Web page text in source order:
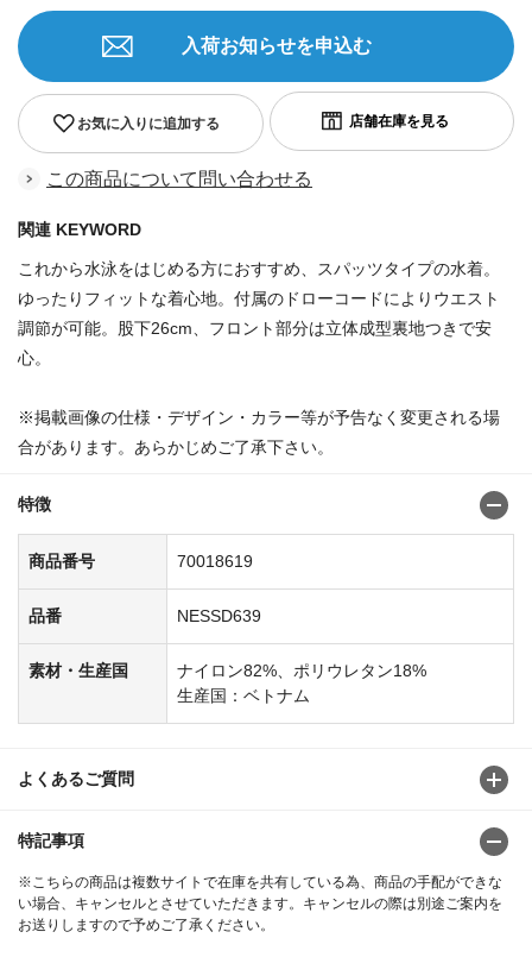
お気に入りに追加する
入荷お知らせを申込む
この商品について問い合わせる
関連 KEYWORD
これから水泳をはじめる方におすすめ、スパッツタイプの水着。
ゆったりフィットな着心地。付属のドローコードによりウエスト
調節が可能。股下26cm、フロント部分は立体成型裏地つきで安
心。
※掲載画像の仕様・デザイン・カラー等が予告なく変更される場
合があります。あらかじめご了承下さい。
特徴
商品番号 70018619
品番 NESSD639
素材・生産国
ナイロン82%、ポリウレタン18%
生産国：ベトナム
よくあるご質問
特記事項
※こちらの商品は複数サイトで在庫を共有している為、商品の手配ができな
い場合、キャンセルとさせていただきます。キャンセルの際は別途ご案内を
お送りしますので予めご了承ください。